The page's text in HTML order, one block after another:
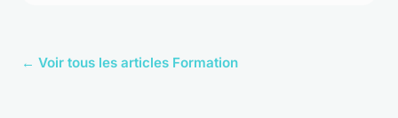
← Voir tous les articles Formation